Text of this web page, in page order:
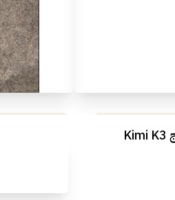
الألعاب
شريحة AMD تشغّل نموذج Kimi K3